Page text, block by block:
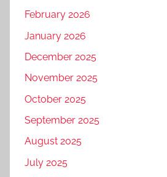
February 2026
January 2026
December 2025
November 2025
October 2025
September 2025
August 2025
July 2025